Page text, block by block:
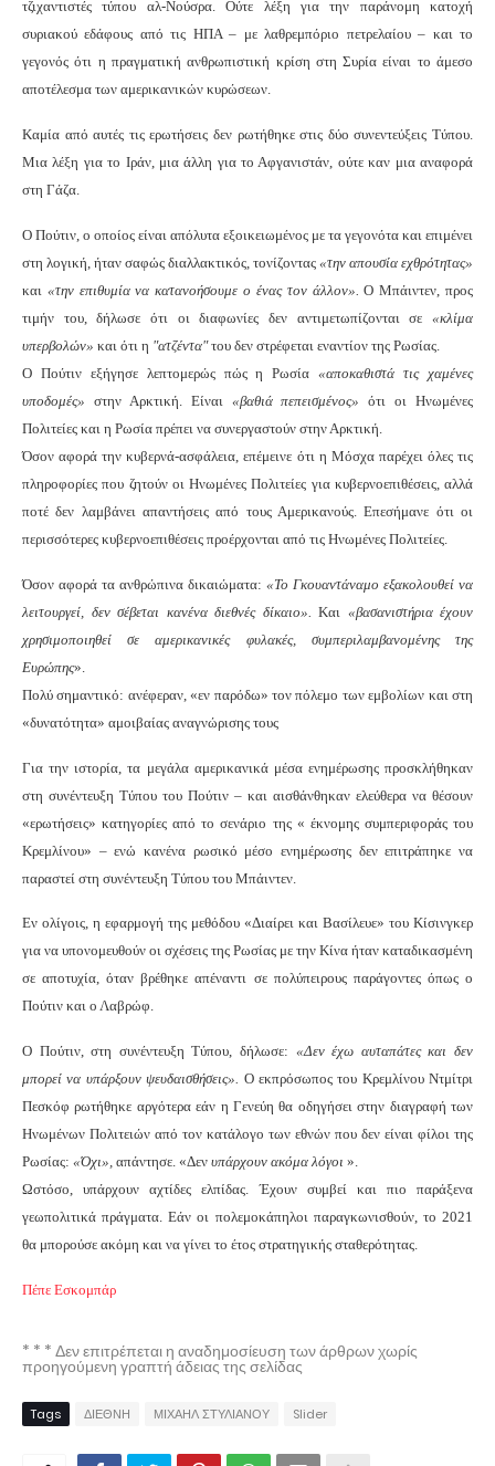
τζιχαντιστές τύπου αλ-Νούσρα. Ούτε λέξη για την παράνομη κατοχή
συριακού εδάφους από τις ΗΠΑ – με λαθρεμπόριο πετρελαίου – και το
γεγονός ότι η πραγματική ανθρωπιστική κρίση στη Συρία είναι το άμεσο
αποτέλεσμα των αμερικανικών κυρώσεων.
Καμία από αυτές τις ερωτήσεις δεν ρωτήθηκε στις δύο συνεντεύξεις Τύπου.
Μια λέξη για το Ιράν, μια άλλη για το Αφγανιστάν, ούτε καν μια αναφορά
στη Γάζα.
Ο Πούτιν, ο οποίος είναι απόλυτα εξοικειωμένος με τα γεγονότα και επιμένει
στη λογική, ήταν σαφώς διαλλακτικός, τονίζοντας «την απουσία εχθρότητας»
και «την επιθυμία να κατανοήσουμε ο ένας τον άλλον».Ο Μπάιντεν, προς
τιμήν του, δήλωσε ότι οι διαφωνίες δεν αντιμετωπίζονται σε «κλίμα
υπερβολών» και ότι η "ατζέντα"του δεν στρέφεται εναντίον της Ρωσίας.
Ο Πούτιν εξήγησε λεπτομερώς πώς η Ρωσία«αποκαθιστά τις χαμένες
υποδομές» στην Αρκτική. Είναι «βαθιά πεπεισμένος»ότι οι Ηνωμένες
Πολιτείες και η Ρωσία πρέπει να συνεργαστούν στην Αρκτική.
Όσον αφορά την κυβερνά-ασφάλεια, επέμεινε ότι η Μόσχα παρέχει όλες τις
πληροφορίες που ζητούν οι Ηνωμένες Πολιτείες για κυβερνοεπιθέσεις, αλλά
ποτέ δεν λαμβάνει απαντήσεις από τους Αμερικανούς. Επεσήμανε ότι οι
περισσότερες κυβερνοεπιθέσεις προέρχονται από τις Ηνωμένες Πολιτείες.
Όσον αφορά τα ανθρώπινα δικαιώματα: «Το Γκουαντάναμο εξακολουθεί να
λειτουργεί, δεν σέβεται κανένα διεθνές δίκαιο». Και «βασανιστήρια έχουν
χρησιμοποιηθεί σε αμερικανικές φυλακές, συμπεριλαμβανομένης της
Ευρώπης».
Πολύ σημαντικό: ανέφεραν, «εν παρόδω» τον πόλεμο των εμβολίων και στη
«δυνατότητα» αμοιβαίας αναγνώρισης τους
Για την ιστορία, τα μεγάλα αμερικανικά μέσα ενημέρωσης προσκλήθηκαν
στη συνέντευξη Τύπου του Πούτιν – και αισθάνθηκαν ελεύθερα να θέσουν
«ερωτήσεις» κατηγορίες από το σενάριο της « έκνομης συμπεριφοράς του
Κρεμλίνου» – ενώ κανένα ρωσικό μέσο ενημέρωσης δεν επιτράπηκε να
παραστεί στη συνέντευξη Τύπου του Μπάιντεν.
Εν ολίγοις, η εφαρμογή της μεθόδου «Διαίρει και Βασίλευε» του Κίσινγκερ
για να υπονομευθούν οι σχέσεις της Ρωσίας με την Κίνα ήταν καταδικασμένη
σε αποτυχία, όταν βρέθηκε απέναντι σε πολύπειρους παράγοντες όπως ο
Πούτιν και ο Λαβρώφ.
Ο Πούτιν, στη συνέντευξη Τύπου, δήλωσε: «Δεν έχω αυταπάτες και δεν
μπορεί να υπάρξουν ψευδαισθήσεις». Ο εκπρόσωπος του Κρεμλίνου Ντμίτρι
Πεσκόφ ρωτήθηκε αργότερα εάν η Γενεύη θα οδηγήσει στην διαγραφή των
Ηνωμένων Πολιτειών από τον κατάλογο των εθνών που δεν είναι φίλοι της
Ρωσίας: «Όχι», απάντησε. «Δεν υπάρχουν ακόμα λόγοι ».
Ωστόσο, υπάρχουν αχτίδες ελπίδας. Έχουν συμβεί και πιο παράξενα
γεωπολιτικά πράγματα. Εάν οι πολεμοκάπηλοι παραγκωνισθούν, το 2021
θα μπορούσε ακόμη και να γίνει το έτος στρατηγικής σταθερότητας.
Πέπε Εσκομπάρ
* * * Δεν επιτρέπεται η αναδημοσίευση των άρθρων χωρίς
προηγούμενη γραπτή άδειας της σελίδας
Tags ΔΙΕΘΝΗ ΜΙΧΑΗΛ ΣΤΥΛΙΑΝΟΥ Slider